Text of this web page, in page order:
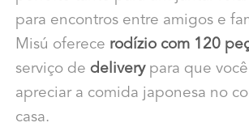
para encontros entre amigos e
Misú oferece rodízio com 120
serviço de deliverypara que você
apreciar a comida japonesa no
casa.